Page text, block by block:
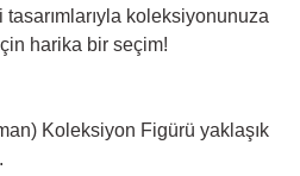
koleksiyonunuza
harika bir seçim!
Koleksiyon Figürü yaklaşık